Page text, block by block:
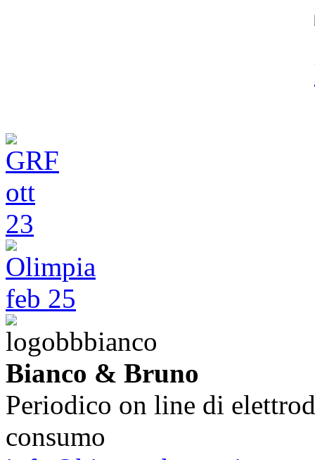
Bianco & Bruno
Periodico on line di
consumo